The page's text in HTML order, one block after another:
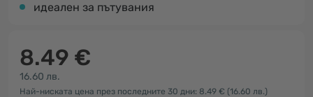
идеален за пътувания
8.49 €
16.60 лв.
Най-ниската цена през последните 30 дни: 8.49 € (16.60 лв.)